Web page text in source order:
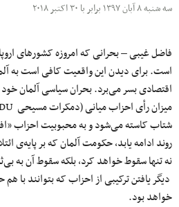
سه شنبه ۸ آبان ۱۳۹۷ برابر با ۳۰ اکتبر ۲۰۱۸
فاضل غیبی – بحرانی که امروزه کشورهای
است. برای دیدن این واقعیت کافی است به
اقتصادی بسر می‌برد. بحران سیاسی آلمان
شتاب کاسته می‌شود و به محبوبیت احزاب
روند ادامه یابد، حکومت آلمان که بر پایه‌ی
نه تنها سقوط خواهد کرد، بلکه سقوط آن به
دیگر یافتن ترکیبی از احزاب که بتوانند با
خواهد بود.